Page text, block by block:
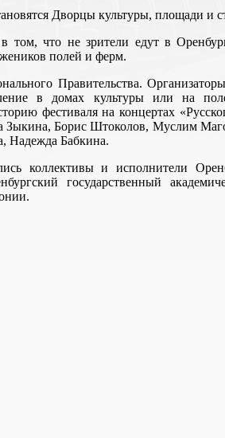
Дворцы культуры, площади и
том, что не зрители едут в
полей и ферм.
Правительства.
в домах культуры или на
фестиваляна концертах
Зыкина, Борис Штоколов, Муслим
Надежда Бабкина.
коллективы и исполнители
государственный